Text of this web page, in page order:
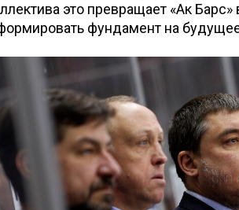
это превращает «Ак
фундамент на